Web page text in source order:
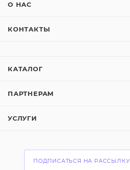
О НАС
КОНТАКТЫ
КАТАЛОГ
ПАРТНЕРАМ
УСЛУГИ
ПОДПИСАТЬСЯ НА РАССЫЛКУ